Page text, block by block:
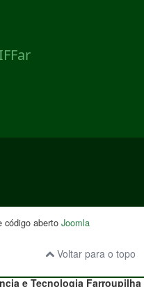
código aberto Joomla
Voltar para o topo
e Tecnologia Farroupilha